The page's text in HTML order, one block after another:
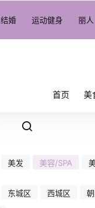
结婚 运动健身 丽人
首页 美
美发 美容/SPA
东城区 西城区